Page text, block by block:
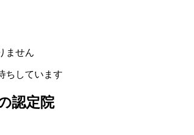
ません
ちしています
認定院